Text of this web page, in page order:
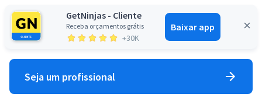
GetNinjas - Cliente
Receba orçamentos grátis
+30K
Baixar app
Entrar
Seja um profissional